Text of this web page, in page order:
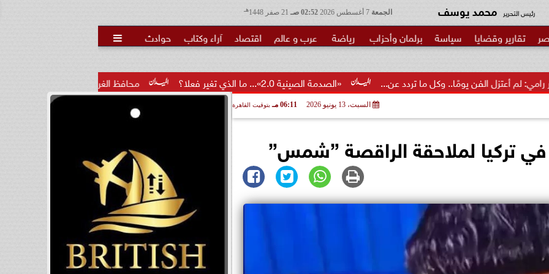
الجمعة 02:52 صـ هـ رئيس التحرير محمد يوسف
تقارير وقضايا سياسة برلمان وأحزاب رياضة عرب و عالم اقتصاد آراء وكتاب حوادث 
محافظ الغربية يكرم 100 من أوائل الجمهورية والمحافظة ويؤكد: الاستثمار... «الصدمة الصينية 2.0»... ما الذي تغير فعلا؟ يومًا.. وكل ما تردد عن...
السبت، 13 يونيو 2026 06:11 مـ بتوقيت القاهرة
تركيا لملاحقة الراقصة ”شمس”